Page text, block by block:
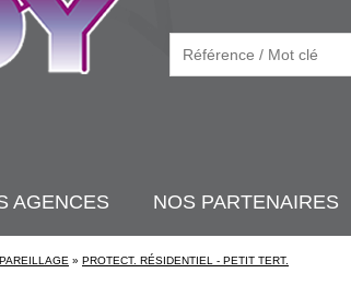
AGENCES NOS PARTENAIRES
» PROTECT. RÉSIDENTIEL - PETIT TERT.